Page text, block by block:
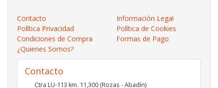
Contacto
Información Legal
Política Privacidad
Política de Cookies
Condiciones de Compra
Formas de Pago
¿Quienes Somos?
Contacto
Ctra LU-113 km. 11,300 (Rozas - Abadín)